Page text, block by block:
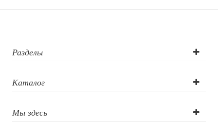
Домашний текстиль
Разделы
Каталог
Мы здесь